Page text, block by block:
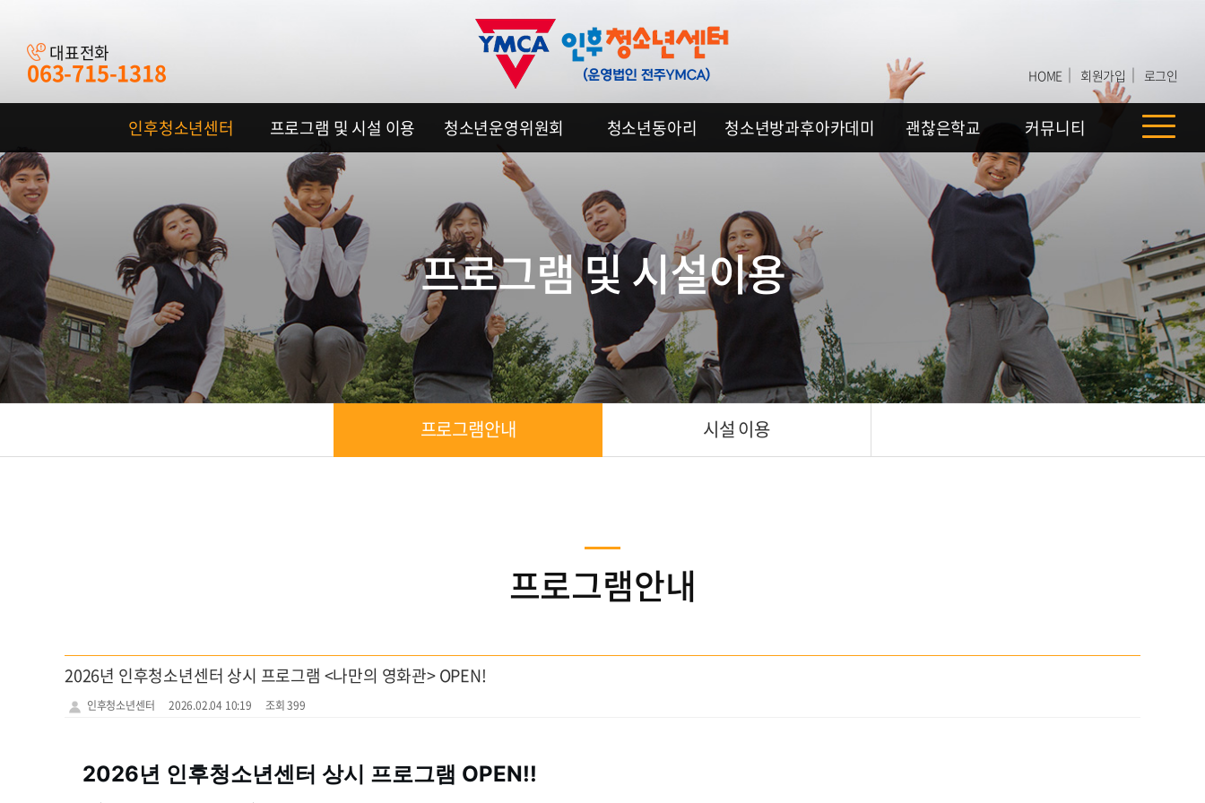
HOME ｜ 회원가입 ｜ 로그인
대표전화
063-715-1318
인후청소년센터 프로그램 및 시설 이용 청소년운영위원회 청소년동아리 청소년방과후아카데미 괜찮은학교 커뮤니티
프로그램 및 시설이용
프로그램안내 시설 이용
프로그램안내
2026년 인후청소년센터 상시 프로그램 <나만의 영화관> OPEN!
인후청소년센터 2026.02.04 10:19 조회 399
2026년 인후청소년센터 상시 프로그램 OPEN!!